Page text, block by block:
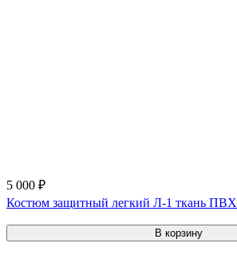
5 000 ₽
Костюм защитный легкий Л-1 ткань ПВХ
В корзину